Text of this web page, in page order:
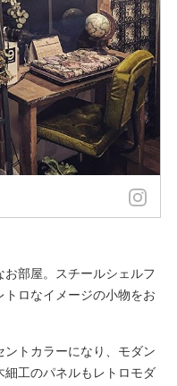
部屋。スチールシェルフ
ロなイメージの小物をお
トカラーになり、モダン
工のパネルもレトロモダ